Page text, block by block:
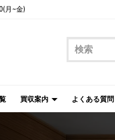
月~金)
買収案内 よくある質問